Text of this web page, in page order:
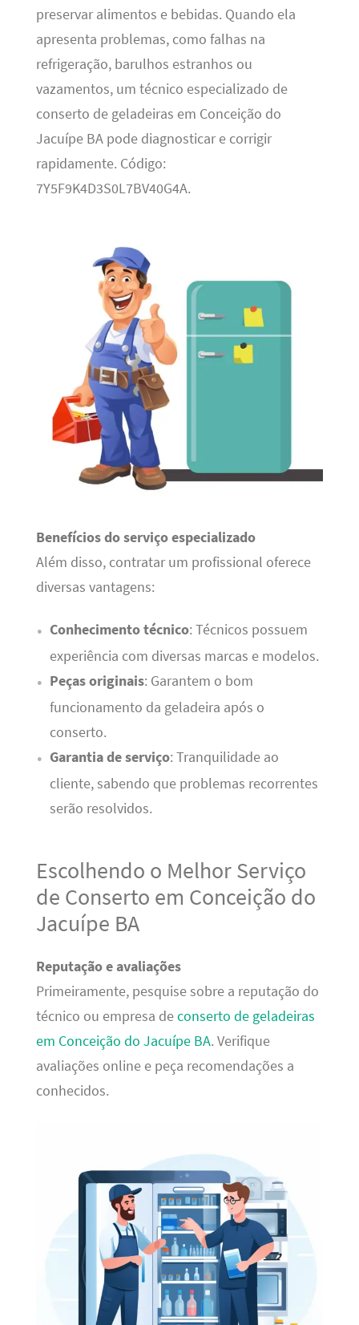
preservar alimentos e bebidas. Quando ela
apresenta problemas, como falhas na
refrigeração, barulhos estranhos ou
vazamentos, um técnico especializado de
conserto de geladeiras em Conceição do
Jacuípe BA pode diagnosticar e corrigir
rapidamente. Código:
7Y5F9K4D3S0L7BV40G4A.
Benefícios do serviço especializado
Além disso, contratar um profissional oferece
diversas vantagens:
Conhecimento técnico: Técnicos possuem
experiência com diversas marcas e modelos.
Peças originais: Garantem o bom
funcionamento da geladeira após o
conserto.
Garantia de serviço: Tranquilidade ao
cliente, sabendo que problemas recorrentes
serão resolvidos.
Escolhendo o Melhor Serviço
de Conserto em Conceição do
Jacuípe BA
Reputação e avaliações
Primeiramente, pesquise sobre a reputação do
técnico ou empresa deconserto de geladeiras
em Conceição do Jacuípe BA. Verifique
avaliações online e peça recomendações a
conhecidos.